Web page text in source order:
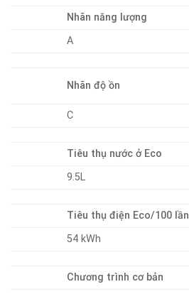
Nhãn năng lượng
A
Nhãn độ ồn
C
Tiêu thụ nước ở Eco
9.5L
Tiêu thụ điện Eco/100 lần
54 kWh
Chương trình cơ bản